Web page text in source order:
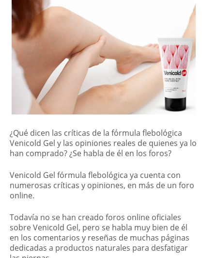
¿Qué dicen las críticas de la fórmula flebológica
Venicold Gel y las opiniones reales de quienes ya lo
han comprado? ¿Se habla de él en los foros?
Venicold Gel fórmula flebológica ya cuenta con
numerosas críticas y opiniones, en más de un foro
online.
Todavía no se han creado foros online oficiales
sobre Venicold Gel, pero se habla muy bien de él
en los comentarios y reseñas de muchas páginas
dedicadas a productos naturales para desfatigar